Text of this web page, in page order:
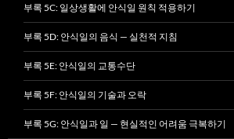
부록 5C: 일상생활에 안식일 원칙 적용하기
부록 5D: 안식일의 음식 — 실천적 지침
부록 5E: 안식일의 교통수단
부록 5F: 안식일의 기술과 오락
부록 5G: 안식일과 일 — 현실적인 어려움 극복하기